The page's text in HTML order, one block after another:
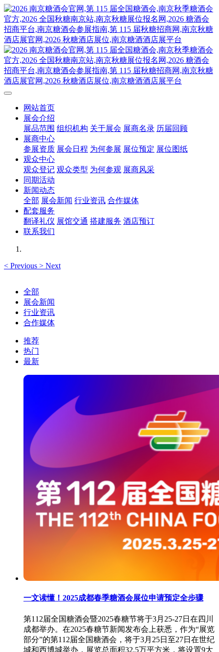
网站首页
展会介绍
展品范围 组织机构 关于展会 展商名录 历届回顾
展商中心
参展资质 展会日程 为何参展 展位预定 展位图纸
观众中心
观众登记 观众类型 为何参观 展商风采
同期活动
新闻动态
全部 展会新闻 行业资讯 合作媒体
配套服务
翻译礼仪 展馆交通 搭建服务 酒店预订
联系我们
< Previous > Next
全部
展会新闻
行业资讯
合作媒体
推荐
热门
最新
一文读懂！2025成都春季糖酒会展位申请预定全步骤
第112届全国糖酒会暨2025春糖节将于3月25-27日在四川
成都举办。在2025春糖节新闻发布会上获悉，作为“展览
部分”的第112届全国糖酒会，将于3月25日至27日在世纪
城和西博城举办，展览总面积32.5万平方米，将设置9大